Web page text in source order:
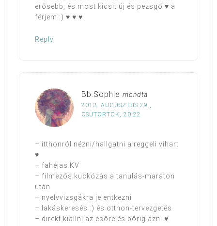
erősebb, és most kicsit új és pezsgő ♥ a
férjem :) ♥ ♥ ♥
Reply
Bb.Sophie mondta
2013. AUGUSZTUS 29.,
CSÜTÖRTÖK, 20:22
– itthonról nézni/hallgatni a reggeli vihart
♥
– fahéjas KV
– filmezős kuckózás a tanulás-maraton
után
– nyelvvizsgákra jelentkezni
– lakáskeresés :) és otthon-tervezgetés
– direkt kiállni az esőre és bőrig ázni ♥